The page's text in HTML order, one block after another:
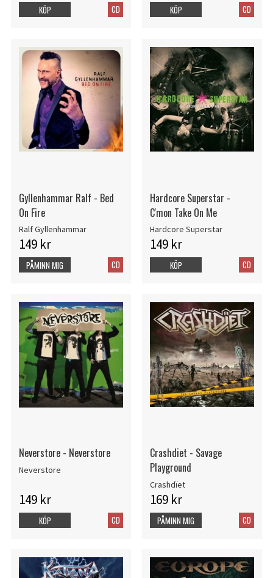
CD
KÖP CD
KÖP
Gyllenhammar Ralf - Bed
On Fire
Ralf Gyllenhammar
149 kr
CD
PÅMINN MIG
Hardcore Superstar -
C'mon Take On Me
Hardcore Superstar
149 kr
CD
KÖP
Neverstore - Neverstore
Neverstore
149 kr
CD
KÖP
Crashdiet - Savage
Playground
Crashdïet
169 kr
CD
PÅMINN MIG